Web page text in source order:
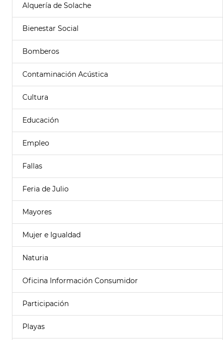
Alquería de Solache
Bienestar Social
Bomberos
Contaminación Acústica
Cultura
Educación
Empleo
Fallas
Feria de Julio
Mayores
Mujer e Igualdad
Naturia
Oficina Información Consumidor
Participación
Playas